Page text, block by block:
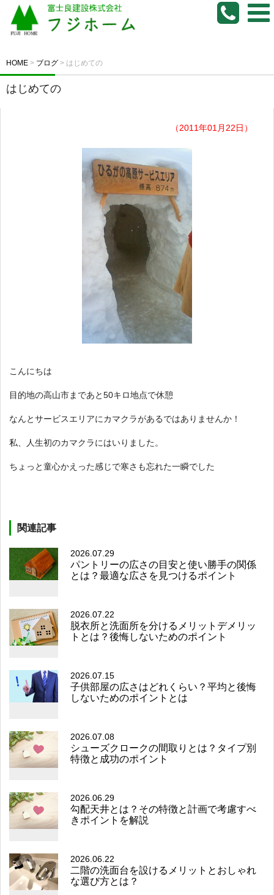
HOME > ブログ > はじめての
はじめての
（2011年01月22日）
こんにちは
目的地の高山市まであと50キロ地点で休憩
なんとサービスエリアにカマクラがあるではありませんか！
私、人生初のカマクラにはいりました。
ちょっと童心かえった感じで寒さも忘れた一瞬でした
関連記事
2026.07.29
パントリーの広さの目安と使い勝手の関係
とは？最適な広さを見つけるポイント
2026.07.22
脱衣所と洗面所を分けるメリットデメリッ
トとは？後悔しないためのポイント
2026.07.15
子供部屋の広さはどれくらい？平均と後悔
しないためのポイントとは
2026.07.08
シューズクロークの間取りとは？タイプ別
特徴と成功のポイント
2026.06.29
勾配天井とは？その特徴と計画で考慮すべ
きポイントを解説
2026.06.22
二階の洗面台を設けるメリットとおしゃれ
な選び方とは？